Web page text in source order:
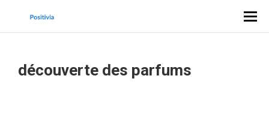
découverte des parfums